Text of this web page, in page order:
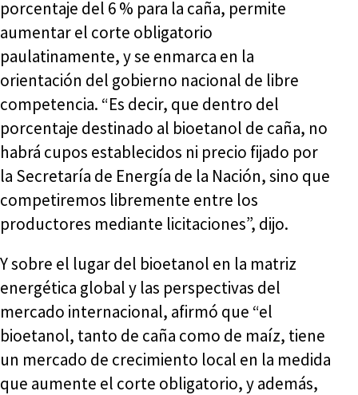
porcentaje del 6 % para la caña, permite
aumentar el corte obligatorio
paulatinamente, y se enmarca en la
orientación del gobierno nacional de libre
competencia. “Es decir, que dentro del
porcentaje destinado al bioetanol de caña, no
habrá cupos establecidos ni precio fijado por
la Secretaría de Energía de la Nación, sino que
competiremos libremente entre los
productores mediante licitaciones”, dijo.
Y sobre el lugar del bioetanol en la matriz
energética global y las perspectivas del
mercado internacional, afirmó que “el
bioetanol, tanto de caña como de maíz, tiene
un mercado de crecimiento local en la medida
que aumente el corte obligatorio, y además,